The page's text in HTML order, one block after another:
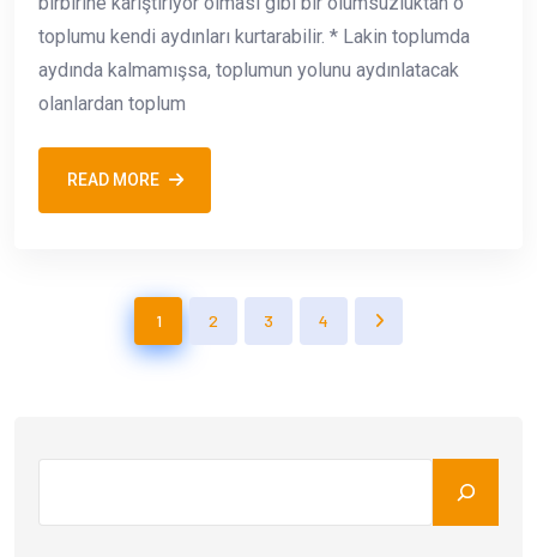
toplumu kendi aydınları kurtarabilir. * Lakin toplumda
aydında kalmamışsa, toplumun yolunu aydınlatacak
olanlardan toplum
READ MORE
1 2 3 4